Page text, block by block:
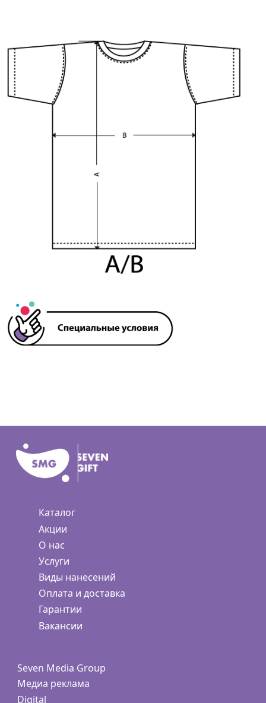
Каталог
Акции
О нас
Услуги
Виды нанесений
Оплата и доставка
Гарантии
Вакансии
Seven Media Group
Медиа реклама
Digital